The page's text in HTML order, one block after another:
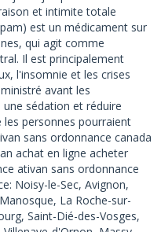
et intimite totale
est un médicament sur
qui agit comme
Il est principalement
l'insomnie et les crises
avant les
sédation et réduire
les personnes pourraient
sans ordonnance canada
achat en ligne acheter
ativan sans ordonnance
Noisy-le-Sec, Avignon,
La Roche-sur-
Saint-Dié-des-Vosges,